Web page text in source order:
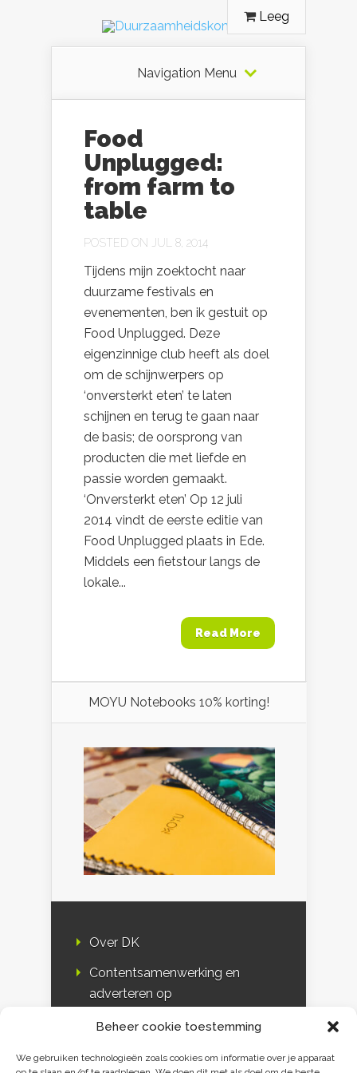
Beheer cookie toestemming
We gebruiken technologieën zoals cookies om informatie over je apparaat
Leeg
Navigation Menu
Food
Unplugged:
from farm to
table
POSTED ON JUL 8, 2014
Tijdens mijn zoektocht naar
duurzame festivals en
evenementen, ben ik gestuit op
Food Unplugged. Deze
eigenzinnige club heeft als doel
om de schijnwerpers op
‘onversterkt eten’ te laten
schijnen en terug te gaan naar
de basis; de oorsprong van
producten die met liefde en
passie worden gemaakt.
‘Onversterkt eten’ Op 12 juli
2014 vindt de eerste editie van
Food Unplugged plaats in Ede.
Middels een fietstour langs de
lokale...
Read More
MOYU Notebooks 10% korting!
Over DK
Contentsamenwerking en
adverteren op